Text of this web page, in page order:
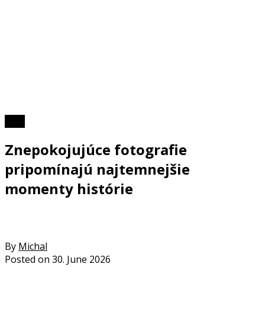
Znepokojujúce fotografie
pripomínajú najtemnejšie
momenty histórie
By Michal
Posted on 30. June 2026